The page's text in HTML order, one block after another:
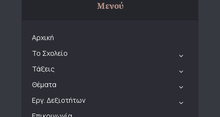
Μενού
Αρχική
Το Σχολείο
Τάξεις
Θέματα
Εργ. Δεξιοτήτων